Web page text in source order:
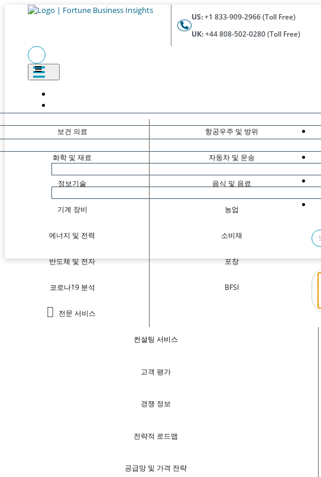
US:+1 833-909-2966 (Toll Free)
UK:+44 808-502-0280 (Toll Free)
보건 의료
화학 및 재료
정보기술
기계 장비
에너지 및 전력
반도체 및 전자
코로나19 분석
전문 서비스
항공우주 및 방위
자동차 및 운송
음식 및 음료
농업
소비재
포장
BFSI
컨설팅 서비스
고객 평가
경쟁 정보
전략적 로드맵
공급망 및 가격 전략